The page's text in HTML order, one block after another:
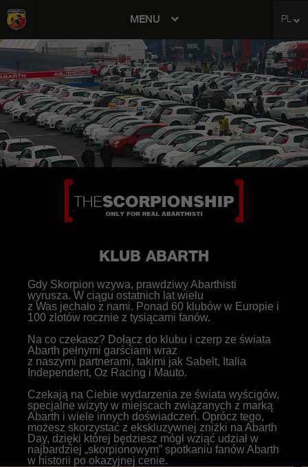
MENU PL
KLUB ABARTH
Gdy Skorpion wzywa, prawdziwy Abarthisti
wyrusza. W ciągu ostatnich lat wielu
z Was jechało z nami. Ponad 60 klubów w Europie i
100 zlotów rocznie z tysiącami fanów.
Na co czekasz? Dołącz do klubu i czerp ze świata
Abarth pełnymi garściami wraz
z naszymi partnerami, takimi jak Sabelt, Italia
Independent, Oz Racing i Mauto.
Czekają na Ciebie wydarzenia ze świata wyścigów,
specjalne wizyty w miejscach związanych z marką
Abarth i wiele innych doświadczeń. Oprócz tego,
możesz skorzystać z ekskluzywnej zniżki na Abarth
Day, dzięki której będziesz mógł wziąć udział w
najbardziej „skorpionowym” spotkaniu fanów Abarth
w historii po okazyjnej cenie.